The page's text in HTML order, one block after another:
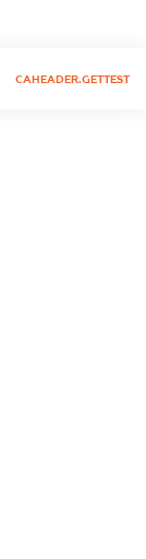
CAHEADER.GETTEST